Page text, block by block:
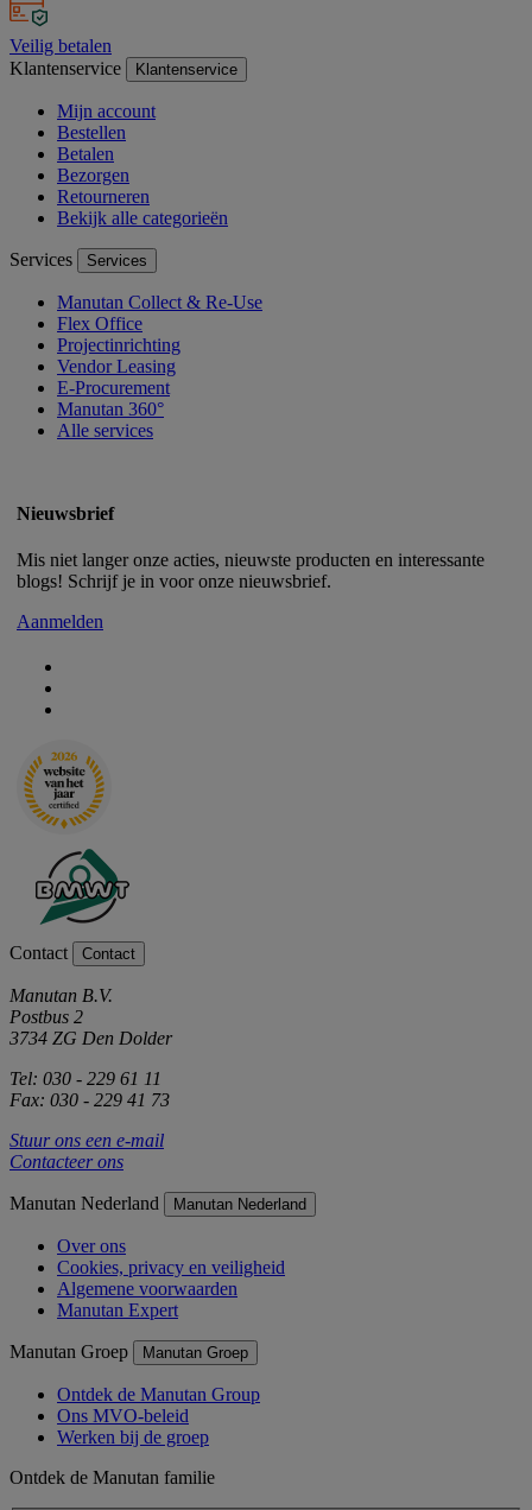
Veilig betalen
Klantenservice
Klantenservice
Mijn account
Bestellen
Betalen
Bezorgen
Retourneren
Bekijk alle categorieën
Services Services
Manutan Collect & Re-Use
Flex Office
Projectinrichting
Vendor Leasing
E-Procurement
Manutan 360°
Alle services
Nieuwsbrief
Mis niet langer onze acties, nieuwste producten en interessante
blogs! Schrijf je in voor onze nieuwsbrief.
Aanmelden
Contact Contact
Manutan B.V.
Postbus 2
3734 ZG Den Dolder
Tel: 030 - 229 61 11
Fax: 030 - 229 41 73
Stuur ons een e-mail
Contacteer ons
Manutan Nederland Manutan Nederland
Over ons
Cookies, privacy en veiligheid
Algemene voorwaarden
Manutan Expert
Manutan Groep Manutan Groep
Ontdek de Manutan Group
Ons MVO-beleid
Werken bij de groep
Ontdek de Manutan familie